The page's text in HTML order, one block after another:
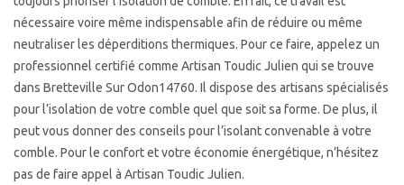
nécessaire voire même indispensable afin de réduire ou même
neutraliser les déperditions thermiques. Pour ce faire, appelez un
professionnel certifié comme Artisan Toudic Julien qui se trouve
dans Bretteville Sur Odon14760. Il dispose des artisans spécialisés
pour l’isolation de votre comble quel que soit sa forme. De plus, il
peut vous donner des conseils pour l’isolant convenable à votre
comble. Pour le confort et votre économie énergétique, n’hésitez
pas de faire appel à Artisan Toudic Julien.